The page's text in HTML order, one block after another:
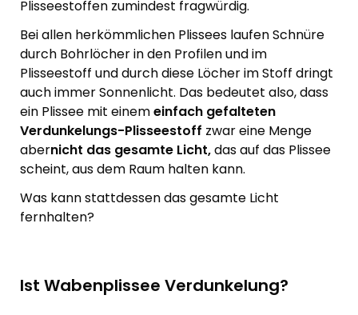
Plisseestoffen zumindest fragwürdig.
Bei allen herkömmlichen Plissees laufen Schnüre
durch Bohrlöcher in den Profilen und im
Plisseestoff und durch diese Löcher im Stoff dringt
auch immer Sonnenlicht. Das bedeutet also, dass
ein Plissee mit einemeinfach gefalteten
Verdunkelungs-Plisseestoff zwar eine Menge
abernicht das gesamte Licht,das auf das Plissee
scheint, aus dem Raum halten kann.
Was kann stattdessen das gesamte Licht
fernhalten?
Ist Wabenplissee Verdunkelung?